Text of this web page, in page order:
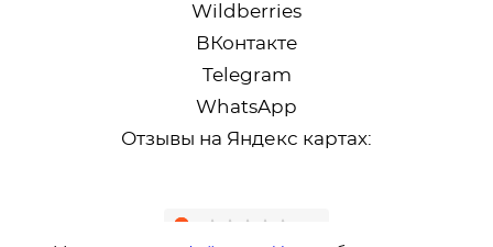
Wildberries
ВКонтакте
Telegram
WhatsApp
Отзывы на Яндекс картах: